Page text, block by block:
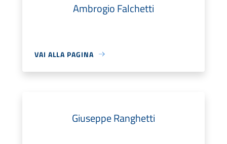
Ambrogio Falchetti
VAI ALLA PAGINA
Giuseppe Ranghetti